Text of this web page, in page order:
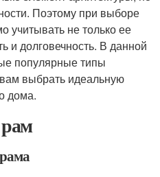
Поэтому при выборе
учитывать не только ее
и долговечность. В данной
популярные типы
выбрать идеальную
дома.